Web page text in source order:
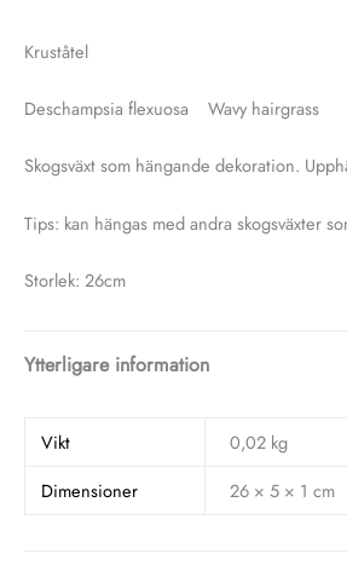
Kruståtel
Deschampsia flexuosa Wavy hairgrass
Skogsväxt som hängande dekoration.
Tips: kan hängas med andra skogsväxter
Storlek: 26cm
Ytterligare information
Vikt
0,02 kg
Dimensioner
26 × 5 × 1 cm